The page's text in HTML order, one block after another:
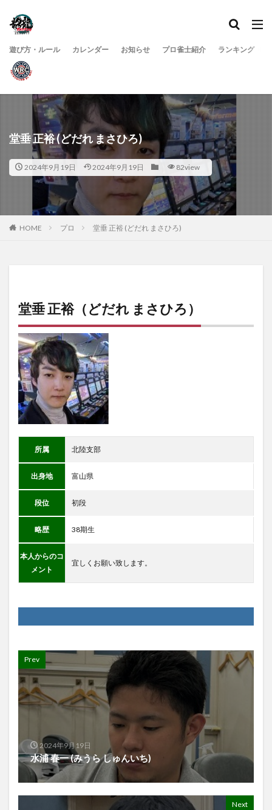
遊び方・ルール カレンダー お知らせ プロ雀士紹介 ランキング
堂垂 正裕 (どだれ まさひろ)
2024年9月19日 2024年9月19日 82view
HOME プロ 堂垂 正裕 (どだれ まさひろ)
堂垂 正裕（どだれ まさひろ）
所属 北陸支部
出身地 富山県
段位 初段
略歴 38期生
本人からのコ
メント
宜しくお願い致します。
Prev
2024年9月19日
水浦 春一 (みうら しゅんいち)
Next